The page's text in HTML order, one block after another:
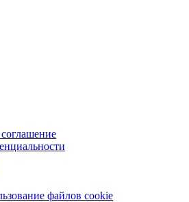
файлов cookie